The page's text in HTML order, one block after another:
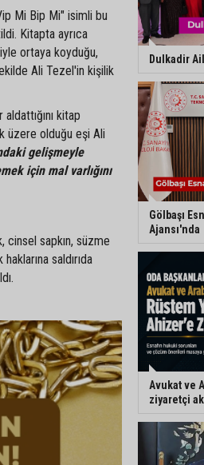
Mi Bip Mi" isimli bu
Kitapta ayrıca
ortaya koyduğu,
Ali Tezel'in kişilik
kitap
üzere olduğu eşi Ali
gelişmeyle
için mal varlığını
cinsel sapkın, süzme
saldırıda
Dulkadir
Gölbaşı
Ajansı'nda
Avukat ve
ziyaretçi